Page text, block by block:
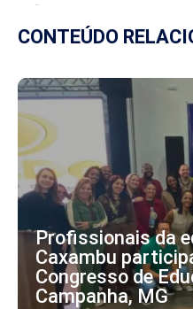
CONTEÚDO
Profissionais da
Caxambu
Congresso de
Campanha, MG